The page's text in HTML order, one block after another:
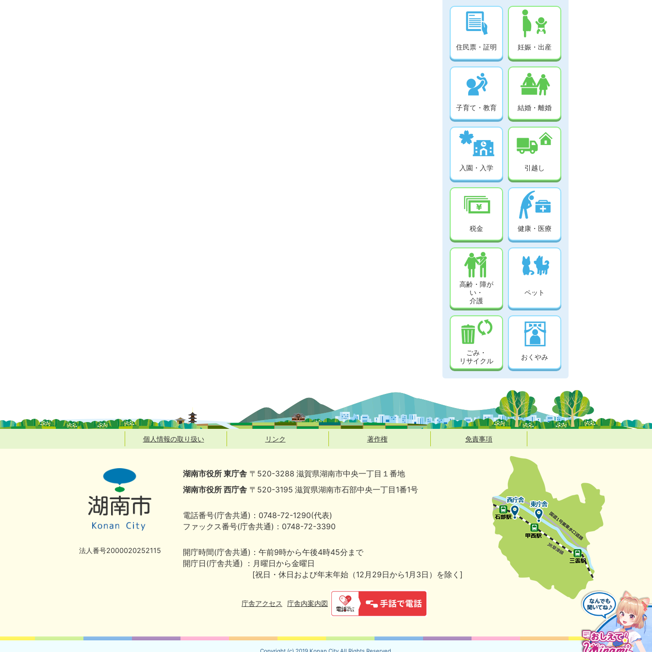
住民票・証明 妊娠・出産
子育て・教育 結婚・離婚
入園・入学 引越し
税金 健康・医療
高齢・障が
い・
介護
ペット
ごみ・
リサイクル
おくやみ
個人情報の取り扱い リンク 著作権 免責事項
法人番号2000020252115
湖南市役所 東庁舎 〒520-3288 滋賀県湖南市中央一丁目１番地
湖南市役所 西庁舎 〒520-3195 滋賀県湖南市石部中央一丁目1番1号
電話番号(庁舎共通)：0748-72-1290(代表)
ファックス番号(庁舎共通)：0748-72-3390
開庁時間(庁舎共通)：午前9時から午後4時45分まで
開庁日(庁舎共通) ：月曜日から金曜日
[祝日・休日および年末年始（12月29日から1月3日）を除く]
庁舎アクセス 庁舎内案内図